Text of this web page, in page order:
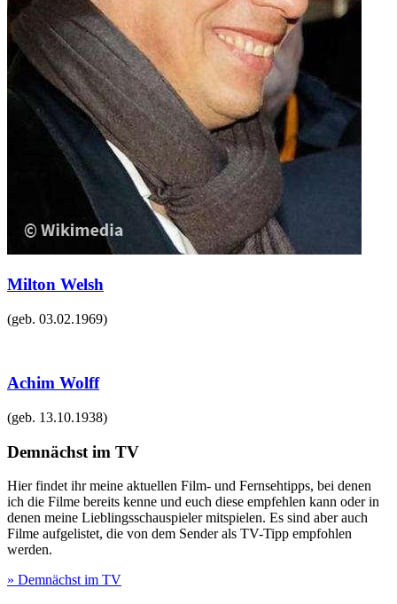
Milton Welsh
(geb. 03.02.1969)
Achim Wolff
(geb. 13.10.1938)
Demnächst im TV
Hier findet ihr meine aktuellen Film- und Fernsehtipps, bei denen
ich die Filme bereits kenne und euch diese empfehlen kann oder in
denen meine Lieblingsschauspieler mitspielen. Es sind aber auch
Filme aufgelistet, die von dem Sender als TV-Tipp empfohlen
werden.
» Demnächst im TV